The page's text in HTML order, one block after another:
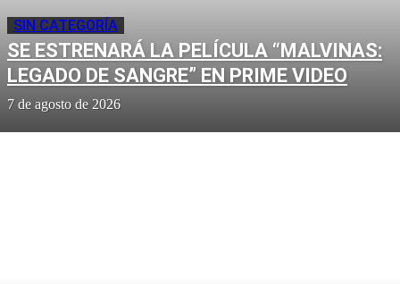
SIN CATEGORÍA
SE ESTRENARÁ LA PELÍCULA “MALVINAS:
LEGADO DE SANGRE” EN PRIME VIDEO
7 de agosto de 2026